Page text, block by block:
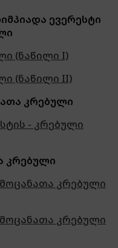
ევერესტი
(ნაწილი I)
(ნაწილი II)
კრებული
- კრებული
კრებული
კრებული
კრებული